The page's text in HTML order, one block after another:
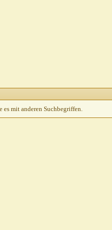
es mit anderen Suchbegriffen.